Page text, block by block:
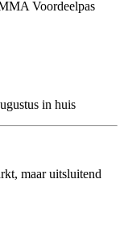
Voordeelpas
in huis
maar uitsluitend